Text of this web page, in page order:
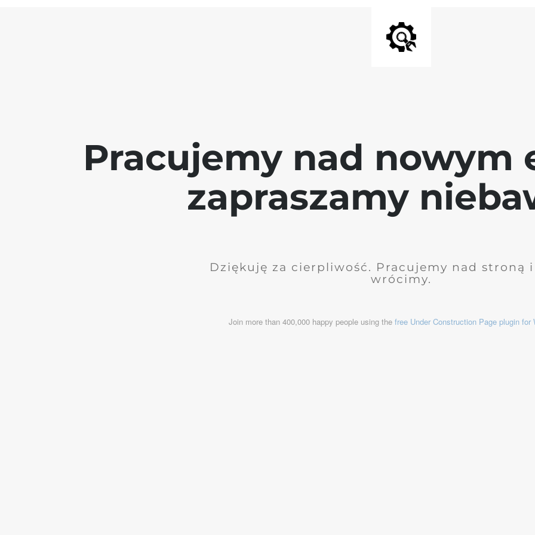
Pracujemy nad nowym
zapraszamy
Dziękuję za cierpliwość. Pracujemy nad stroną
wrócimy.
Join more than 400,000 happy people using the free Under Construction Page plugin for